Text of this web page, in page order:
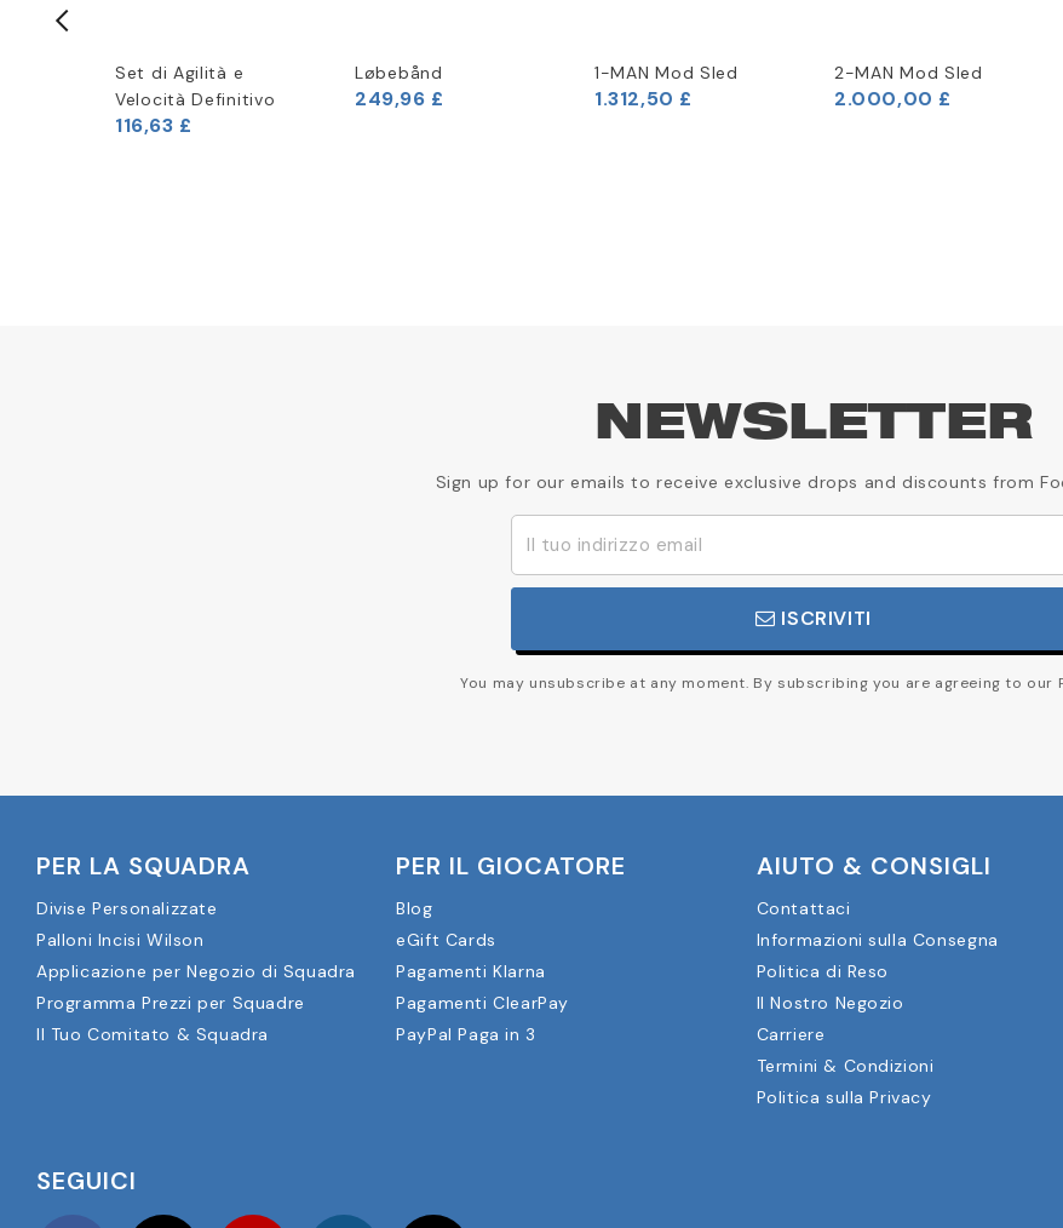
Set di Agilità e
Velocità Definitivo
116,63 £
Løbebånd
249,96 £
1-MAN Mod Sled
1.312,50 £
2-MAN Mod Sled
2.000,00 £
NEWSLETTER
Sign up for our emails to receive exclusive drops and discounts from
ISCRIVITI
You may unsubscribe at any moment. By subscribing you are agreeing to our
PER LA SQUADRA
Divise Personalizzate
Palloni Incisi Wilson
Applicazione per Negozio di Squadra
Programma Prezzi per Squadre
Il Tuo Comitato & Squadra
PER IL GIOCATORE
Blog
eGift Cards
Pagamenti Klarna
Pagamenti ClearPay
PayPal Paga in 3
AIUTO & CONSIGLI
Contattaci
Informazioni sulla Consegna
Politica di Reso
Il Nostro Negozio
Carriere
Termini & Condizioni
Politica sulla Privacy
SEGUICI